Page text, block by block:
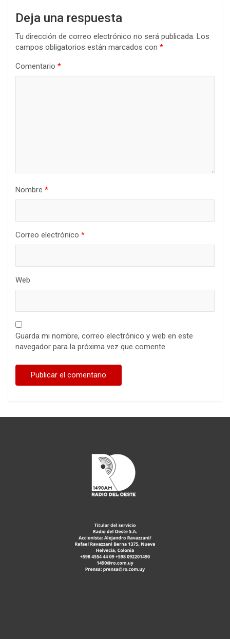
Deja una respuesta
Tu dirección de correo electrónico no será publicada. Los
campos obligatorios están marcados con *
Comentario *
Nombre *
Correo electrónico *
Web
Guarda mi nombre, correo electrónico y web en este
navegador para la próxima vez que comente.